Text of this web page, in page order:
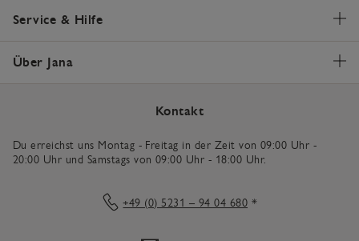
Service & Hilfe
Über Jana
Kontakt
Du erreichst uns Montag - Freitag in der Zeit von 09:00 Uhr -
20:00 Uhr und Samstags von 09:00 Uhr - 18:00 Uhr.
+49 (0) 5231 – 94 04 680 *